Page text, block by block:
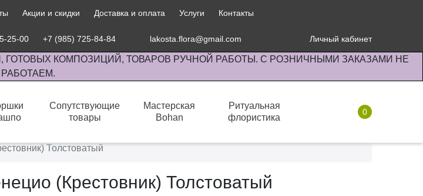
Акции и скидки Доставка и оплата Услуги Контакты
25-00 +7 (985) 725-84-84 lakosta.flora@gmail.com Личный кабинет
КОМПОЗИЦИЙ, ТОВАРОВ РУЧНОЙ РАБОТЫ. С РОЗНИЧНЫМИ ЗАКАЗАМИ НЕ
РАБОТАЕМ.
Сопутствующие
товары
Мастерская
Bohan
Ритуальная
флористика
0
Толстоватый
(Крестовник) Толстоватый